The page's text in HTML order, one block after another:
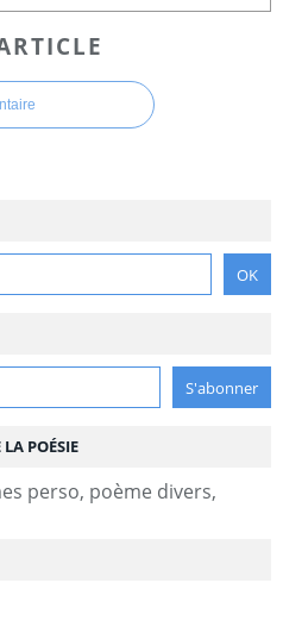
POÉSIE
perso, poème divers,